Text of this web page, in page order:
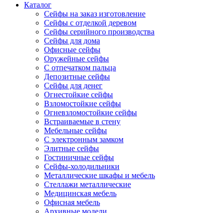
Каталог
Сейфы на заказ изготовление
Сейфы с отделкой деревом
Сейфы серийного производства
Сейфы для дома
Офисные сейфы
Оружейные сейфы
С отпечатком пальца
Депозитные сейфы
Сейфы для денег
Огнестойкие сейфы
Взломостойкие сейфы
Огневзломостойкие сейфы
Встраиваемые в стену
Мебельные сейфы
С электронным замком
Элитные сейфы
Гостиничные сейфы
Сейфы-холодильники
Металлические шкафы и мебель
Стеллажи металлические
Медицинская мебель
Офисная мебель
Архивные модели